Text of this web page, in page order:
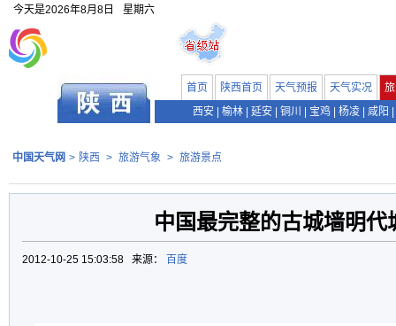
今天是2026年8月8日 星期六
首页 陕西首页 天气预报 天气实况
西安
榆林 延安 铜川 宝鸡 杨凌 咸阳
中国天气网 > 陕西 > 旅游气象 > 旅游景点
中国最完整的古城墙明代
2012-10-25 15:03:58 来源： 百度